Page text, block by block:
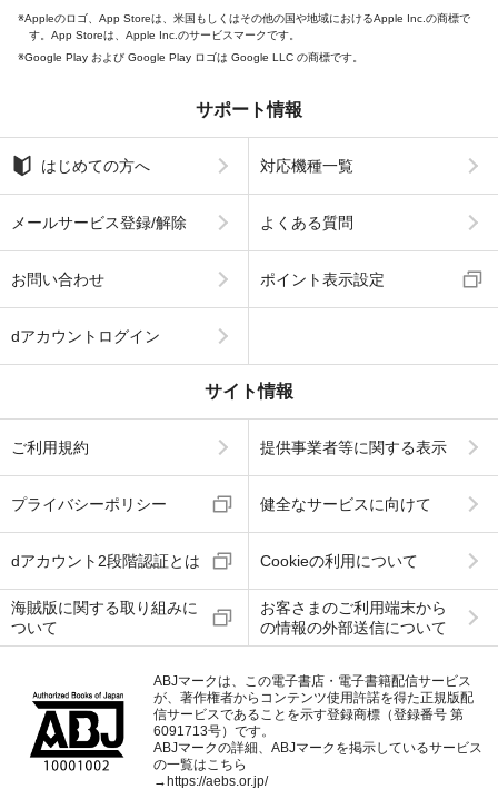
Appleのロゴ、App Storeは、米国もしくはその他の国や地域におけるApple Inc.の商標で
す。App Storeは、Apple Inc.のサービスマークです。
Google Play および Google Play ロゴは Google LLC の商標です。
サポート情報
はじめての方へ 対応機種一覧
メールサービス登録/解除 よくある質問
お問い合わせ ポイント表示設定
dアカウントログイン
サイト情報
ご利用規約 提供事業者等に関する表示
プライバシーポリシー 健全なサービスに向けて
dアカウント2段階認証とは Cookieの利用について
海賊版に関する取り組みに
ついて
お客さまのご利用端末から
の情報の外部送信について
ABJマークは、この電子書店・電子書籍配信サービス
が、著作権者からコンテンツ使用許諾を得た正規版配
信サービスであることを示す登録商標（登録番号 第
6091713号）です。
ABJマークの詳細、ABJマークを掲示しているサービス
の一覧はこちら
→ https://aebs.or.jp/